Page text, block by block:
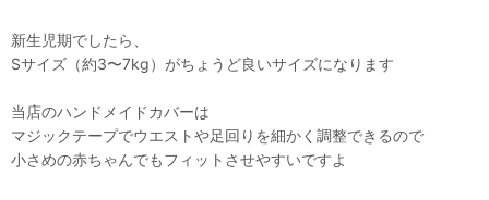
新生児期でしたら、
Sサイズ（約3〜7kg）がちょうど良いサイズになります
当店のハンドメイドカバーは
マジックテープでウエストや足回りを細かく調整できるので
小さめの赤ちゃんでもフィットさせやすいですよ